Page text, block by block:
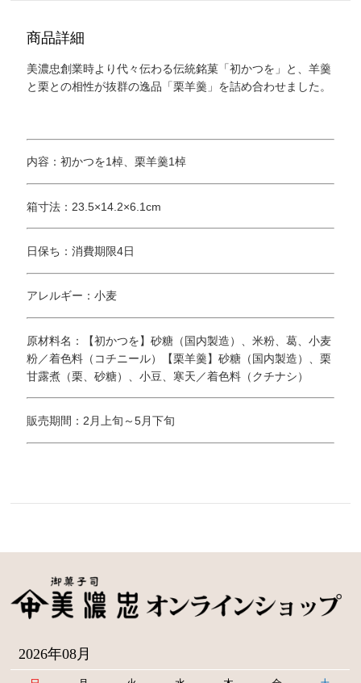
商品詳細
美濃忠創業時より代々伝わる伝統銘菓「初かつを」と、羊羹
と栗との相性が抜群の逸品「栗羊羹」を詰め合わせました。
内容：初かつを1棹、栗羊羹1棹
箱寸法：23.5×14.2×6.1cm
日保ち：消費期限4日
アレルギー：小麦
原材料名：【初かつを】砂糖（国内製造）、米粉、葛、小麦
粉／着色料（コチニール）【栗羊羹】砂糖（国内製造）、栗
甘露煮（栗、砂糖）、小豆、寒天／着色料（クチナシ）
販売期間：2月上旬～5月下旬
2026年08月